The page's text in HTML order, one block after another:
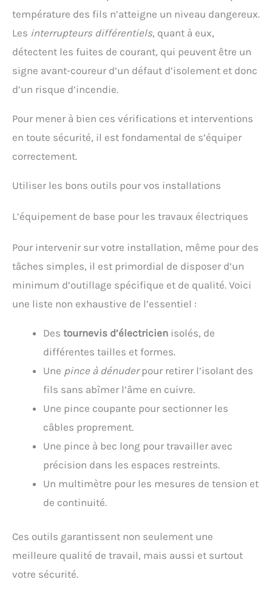
température des fils n’atteigne un niveau dangereux.
Les interrupteurs différentiels, quant à eux,
détectent les fuites de courant, qui peuvent être un
signe avant-coureur d’un défaut d’isolement et donc
d’un risque d’incendie.
Pour mener à bien ces vérifications et interventions
en toute sécurité, il est fondamental de s’équiper
correctement.
Utiliser les bons outils pour vos installations
L’équipement de base pour les travaux électriques
Pour intervenir sur votre installation, même pour des
tâches simples, il est primordial de disposer d’un
minimum d’outillage spécifique et de qualité. Voici
une liste non exhaustive de l’essentiel :
Des tournevis d’électricien isolés, de
différentes tailles et formes.
Une pince à dénuderpour retirer l’isolant des
fils sans abîmer l’âme en cuivre.
Une pince coupante pour sectionner les
câbles proprement.
Une pince à bec long pour travailler avec
précision dans les espaces restreints.
Un multimètre pour les mesures de tension et
de continuité.
Ces outils garantissent non seulement une
meilleure qualité de travail, mais aussi et surtout
votre sécurité.